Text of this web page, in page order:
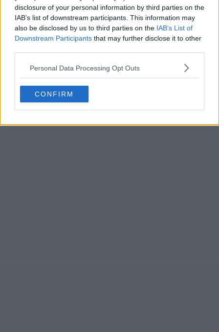
disclosure of your personal information by third parties on the
IAB’s list of downstream participants. This information may
also be disclosed by us to third parties on the IAB’s List of
Downstream Participants that may further disclose it to other
Personal Data Processing Opt Outs
CONFIRM